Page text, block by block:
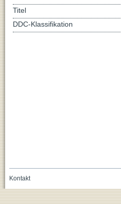
Titel
DDC-Klassifikation
Kontakt